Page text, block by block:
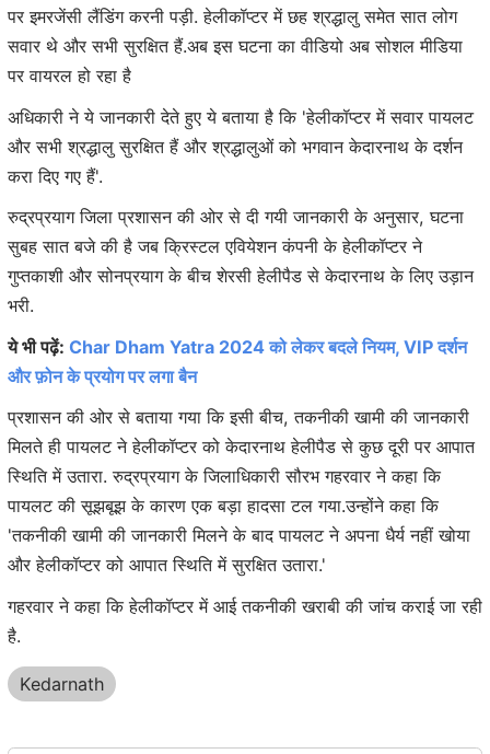
पर इमरजेंसी लैंडिंग करनी पड़ी. हेलीकॉप्टर में छह श्रद्धालु समेत सात लोग
सवार थे और सभी सुरक्षित हैं.अब इस घटना का वीडियो अब सोशल मीडिया
पर वायरल हो रहा है
अधिकारी ने ये जानकारी देते हुए ये बताया है कि 'हेलीकॉप्टर में सवार पायलट
और सभी श्रद्धालु सुरक्षित हैं और श्रद्धालुओं को भगवान केदारनाथ के दर्शन
करा दिए गए हैं'.
रुद्रप्रयाग जिला प्रशासन की ओर से दी गयी जानकारी के अनुसार, घटना
सुबह सात बजे की है जब क्रिस्टल एवियेशन कंपनी के हेलीकॉप्टर ने
गुप्तकाशी और सोनप्रयाग के बीच शेरसी हेलीपैड से केदारनाथ के लिए उड़ान
भरी.
ये भी पढ़ें: Char Dham Yatra 2024 को लेकर बदले नियम, VIP दर्शन
और फ़ोन के प्रयोग पर लगा बैन
प्रशासन की ओर से बताया गया कि इसी बीच, तकनीकी खामी की जानकारी
मिलते ही पायलट ने हेलीकॉप्टर को केदारनाथ हेलीपैड से कुछ दूरी पर आपात
स्थिति में उतारा. रुद्रप्रयाग के जिलाधिकारी सौरभ गहरवार ने कहा कि
पायलट की सूझबूझ के कारण एक बड़ा हादसा टल गया.उन्होंने कहा कि
'तकनीकी खामी की जानकारी मिलने के बाद पायलट ने अपना धैर्य नहीं खोया
और हेलीकॉप्टर को आपात स्थिति में सुरक्षित उतारा.'
गहरवार ने कहा कि हेलीकॉप्टर में आई तकनीकी खराबी की जांच कराई जा रही
है.
Kedarnath